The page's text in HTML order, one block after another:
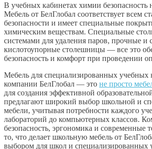
В учебных кабинетах химии безопасность
Мебель от БелГлобал соответствует всем
безопасности и имеет специальные
химическим веществам. Специальные
системами для удаления паров, прочные и
кислотоупорные столешницы — все это
безопасность и комфорт при проведении
Мебель для специализированных учебных
компании БелГлобал — это не просто
для создания эффективной
предлагают широкий выбор школьной и
мебели, учитывая потребности каждого
лабораторий до компьютерных классов.
безопасность, эргономика и современные
то, что делает школьную мебель от
выбором для школ и специализированных